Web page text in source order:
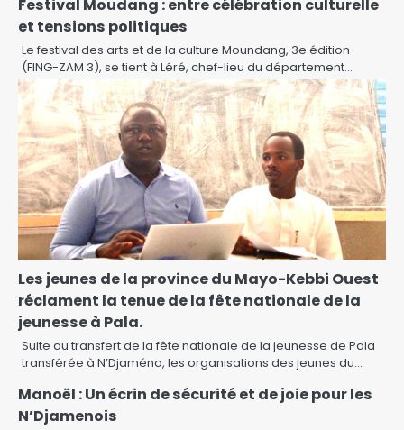
Festival Moudang : entre célébration culturelle
et tensions politiques
Le festival des arts et de la culture Moundang, 3e édition
(FING-ZAM 3), se tient à Léré, chef-lieu du département…
Les jeunes de la province du Mayo-Kebbi Ouest
réclament la tenue de la fête nationale de la
jeunesse à Pala.
Suite au transfert de la fête nationale de la jeunesse de Pala
transférée à N’Djaména, les organisations des jeunes du…
Manoël : Un écrin de sécurité et de joie pour les
N’Djamenois